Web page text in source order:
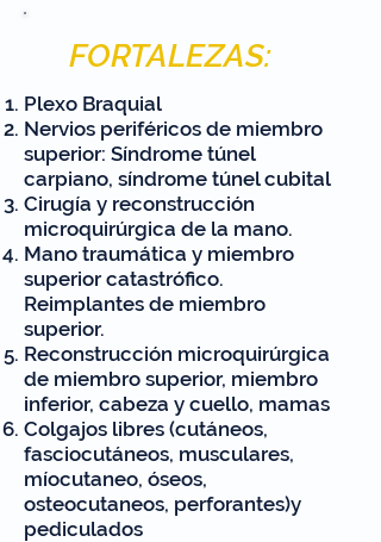
FORTALEZAS:
Plexo Braquial
Nervios periféricos de miembro
superior: Síndrome túnel
carpiano, síndrome túnel cubital
Cirugía y reconstrucción
microquirúrgica de la mano.
Mano traumática y miembro
superior catastrófico.
Reimplantes de miembro
superior.
Reconstrucción microquirúrgica
de miembro superior, miembro
inferior, cabeza y cuello, mamas
Colgajos libres (cutáneos,
fasciocutáneos, musculares,
míocutaneo, óseos,
osteocutaneos, perforantes)y
pediculados